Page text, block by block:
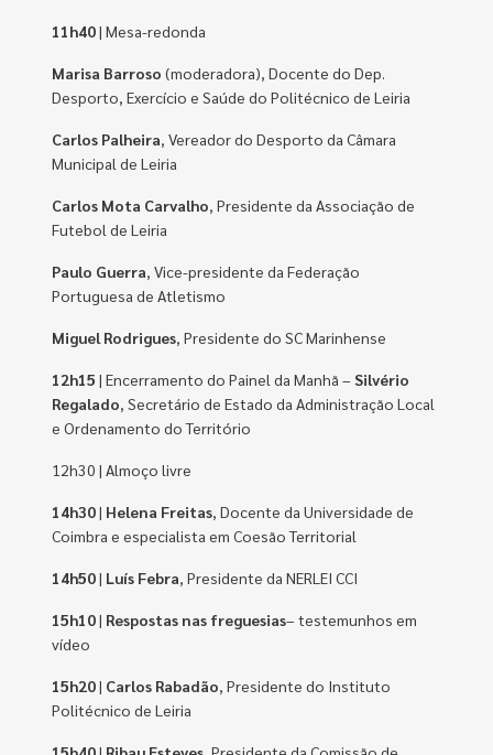
11h40| Mesa-redonda
Marisa Barroso(moderadora), Docente do Dep.
Desporto, Exercício e Saúde do Politécnico de Leiria
Carlos Palheira, Vereador do Desporto da Câmara
Municipal de Leiria
Carlos Mota Carvalho, Presidente da Associação de
Futebol de Leiria
Paulo Guerra, Vice-presidente da Federação
Portuguesa de Atletismo
Miguel Rodrigues, Presidente do SC Marinhense
12h15 | Encerramento do Painel da Manhã –Silvério
Regalado, Secretário de Estado da Administração Local
e Ordenamento do Território
12h30 | Almoço livre
14h30| Helena Freitas, Docente da Universidade de
Coimbra e especialista em Coesão Territorial
14h50| Luís Febra, Presidente da NERLEI CCI
15h10| Respostas nas freguesias– testemunhos em
vídeo
15h20| Carlos Rabadão, Presidente do Instituto
Politécnico de Leiria